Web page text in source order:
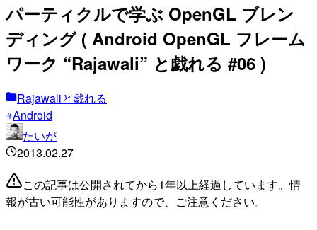
パーティクルで学ぶ OpenGL ブレン
ディング ( Android OpenGL フレーム
ワーク “Rajawali” と戯れる #06 )
Rajawaliと戯れる
Android
たいが
2013.02.27
この記事は公開されてから1年以上経過しています。情
報が古い可能性がありますので、ご注意ください。